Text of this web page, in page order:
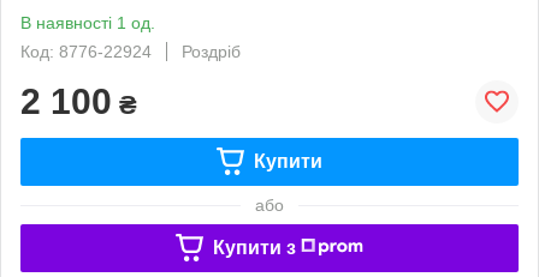
В наявності 1 од.
Код: 8776-22924
Роздріб
2 100 ₴
Купити
або
Купити з